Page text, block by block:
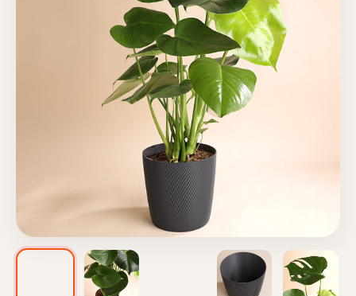
B2B / Cadeau d'affaires Bon rétablissement